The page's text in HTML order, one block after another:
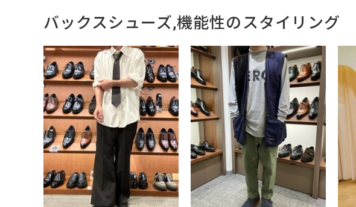
バックスシューズ,機能性のスタイリング